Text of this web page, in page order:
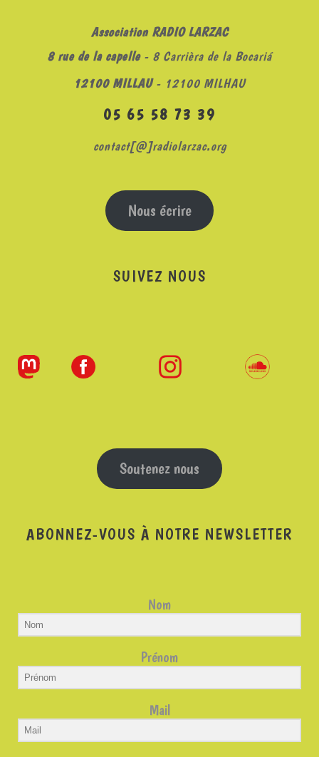
Association RADIO LARZAC
8 rue de la capelle- 8 Carrièra de la Bocariá
12100 MILLAU- 12100 MILHAU
05 65 58 73 39
contact[@]radiolarzac.org
Nous écrire
SUIVEZ NOUS
Soutenez nous
ABONNEZ-VOUS À NOTRE NEWSLETTER
Nom
Prénom
Mail